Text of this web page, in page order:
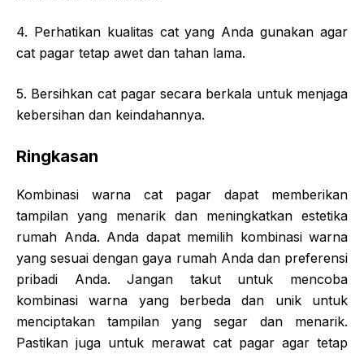
4. Perhatikan kualitas cat yang Anda gunakan agar
cat pagar tetap awet dan tahan lama.
5. Bersihkan cat pagar secara berkala untuk menjaga
kebersihan dan keindahannya.
Ringkasan
Kombinasi warna cat pagar dapat memberikan
tampilan yang menarik dan meningkatkan estetika
rumah Anda. Anda dapat memilih kombinasi warna
yang sesuai dengan gaya rumah Anda dan preferensi
pribadi Anda. Jangan takut untuk mencoba
kombinasi warna yang berbeda dan unik untuk
menciptakan tampilan yang segar dan menarik.
Pastikan juga untuk merawat cat pagar agar tetap